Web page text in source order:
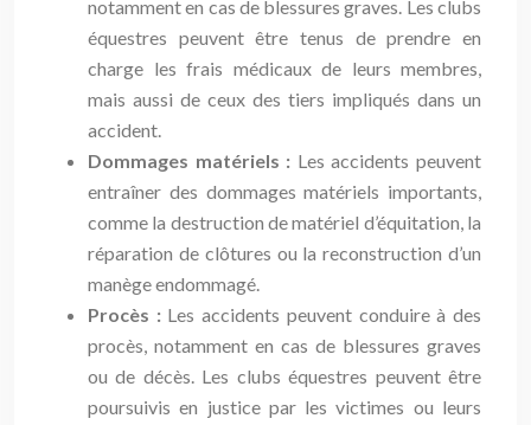
notamment en cas de blessures graves. Les clubs
équestres peuvent être tenus de prendre en
charge les frais médicaux de leurs membres,
mais aussi de ceux des tiers impliqués dans un
accident.
Dommages matériels : Les accidents peuvent
entraîner des dommages matériels importants,
comme la destruction de matériel d’équitation, la
réparation de clôtures ou la reconstruction d’un
manège endommagé.
Procès : Les accidents peuvent conduire à des
procès, notamment en cas de blessures graves
ou de décès. Les clubs équestres peuvent être
poursuivis en justice par les victimes ou leurs